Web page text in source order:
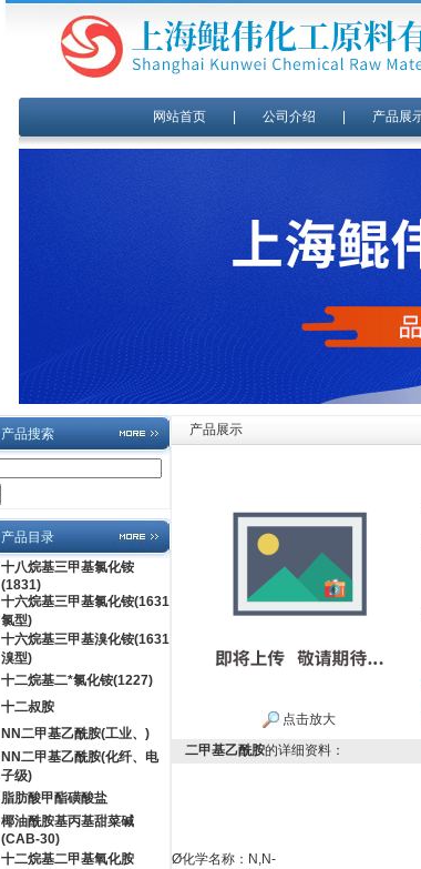
网站首页| 公司介绍 产品展
产品搜索
产品目录
十八烷基三甲基氯化铵
(1831)
十六烷基三甲基氯化铵(1631
氯型)
十六烷基三甲基溴化铵(1631
溴型)
十二烷基二*氯化铵(1227)
十二叔胺
NN二甲基乙酰胺(工业、)
NN二甲基乙酰胺(化纤、电
子级)
脂肪酸甲酯磺酸盐
椰油酰胺基丙基甜菜碱
(CAB-30)
十二烷基二甲基氧化胺
产品展示
点击放大
二甲基乙酰胺的详细资料：
Ø化学名称： N,N-